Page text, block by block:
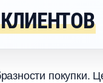
КЛИЕНТО
покупки.